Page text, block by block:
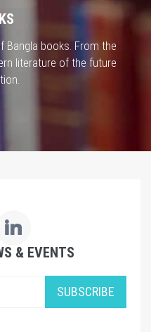
Bangla books. From the
literature of the future
& EVENTS
SUBSCRIBE